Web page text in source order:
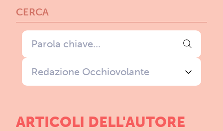
CERCA
Redazione Occhiovolante
ARTICOLI DELL'AUTORE